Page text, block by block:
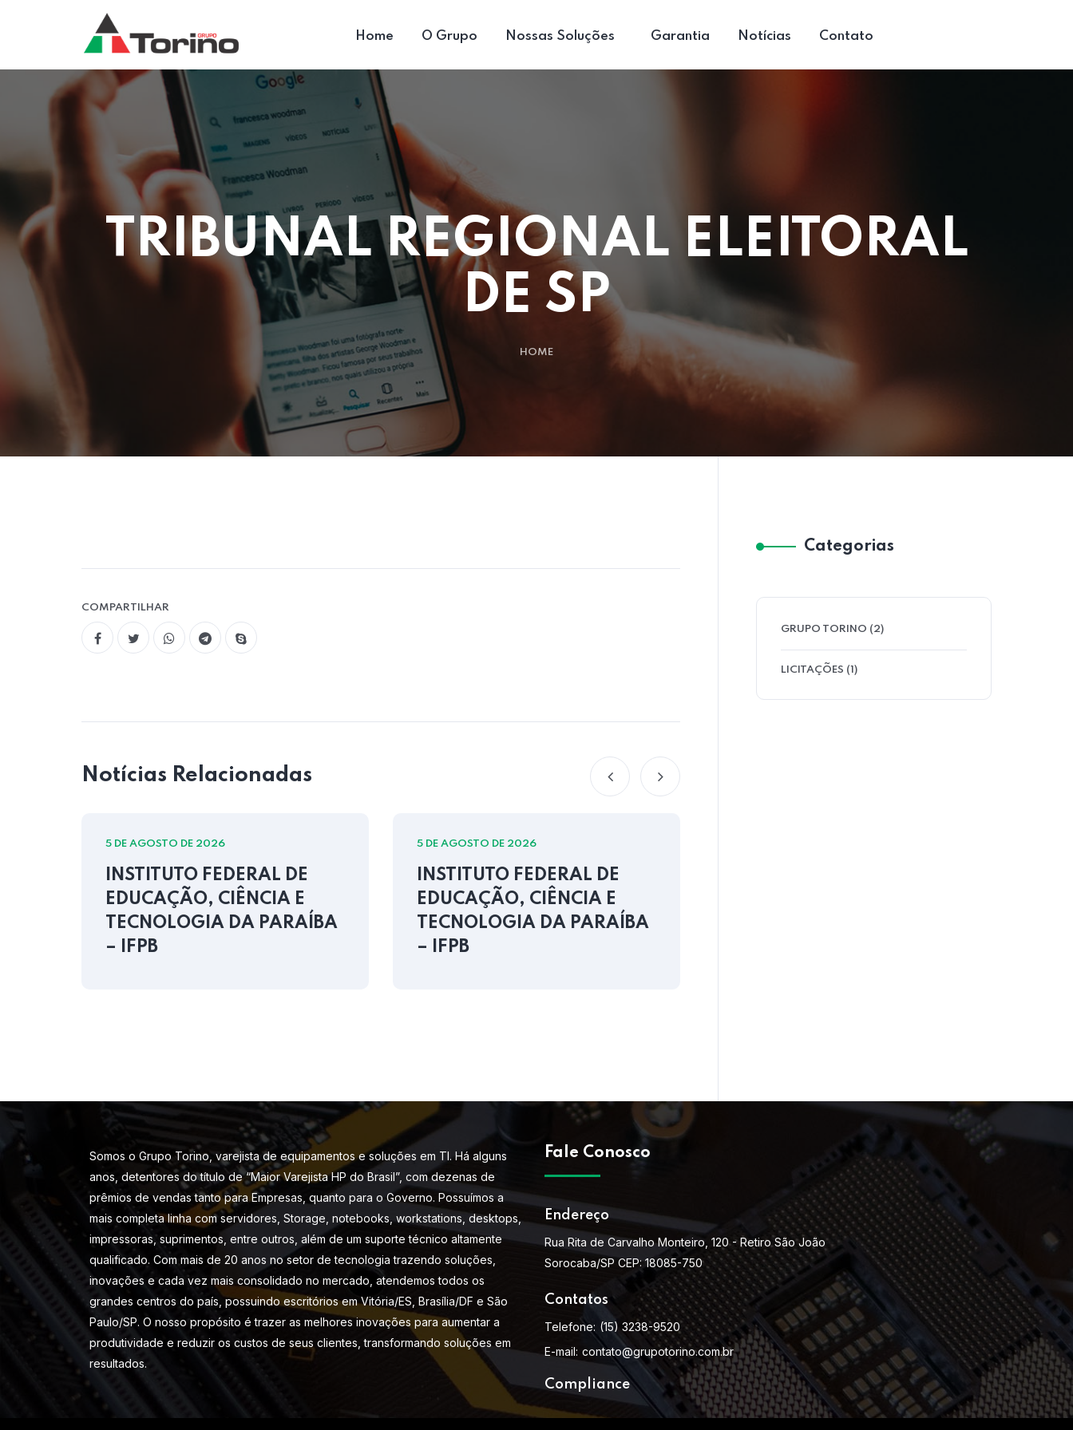
Home O Grupo Nossas Soluções Garantia Notícias Contato
TRIBUNAL REGIONAL ELEITORAL
DE SP
HOME
COMPARTILHAR
Notícias Relacionadas
5 DE AGOSTO DE 2026
INSTITUTO FEDERAL DE
EDUCAÇÃO, CIÊNCIA E
TECNOLOGIA DA PARAÍBA
– IFPB
5 DE AGOSTO DE 2026
INSTITUTO FEDERAL DE
EDUCAÇÃO, CIÊNCIA E
TECNOLOGIA DA PARAÍBA
– IFPB
Categorias
GRUPO TORINO (2)
LICITAÇÕES (1)
Somos o Grupo Torino, varejista de equipamentos e soluções em TI. Há alguns
anos, detentores do título de “Maior Varejista HP do Brasil”, com dezenas de
prêmios de vendas tanto para Empresas, quanto para o Governo. Possuímos a
mais completa linha com servidores, Storage, notebooks, workstations, desktops,
impressoras, suprimentos, entre outros, além de um suporte técnico altamente
qualificado. Com mais de 20 anos no setor de tecnologia trazendo soluções,
inovações e cada vez mais consolidado no mercado, atendemos todos os
grandes centros do país, possuindo escritórios em Vitória/ES, Brasília/DF e São
Paulo/SP. O nosso propósito é trazer as melhores inovações para aumentar a
produtividade e reduzir os custos de seus clientes, transformando soluções em
resultados.
Fale Conosco
Endereço
Rua Rita de Carvalho Monteiro, 120 - Retiro São João
Sorocaba/SP CEP: 18085-750
Contatos
Telefone: (15) 3238-9520
E-mail: contato@grupotorino.com.br
Compliance